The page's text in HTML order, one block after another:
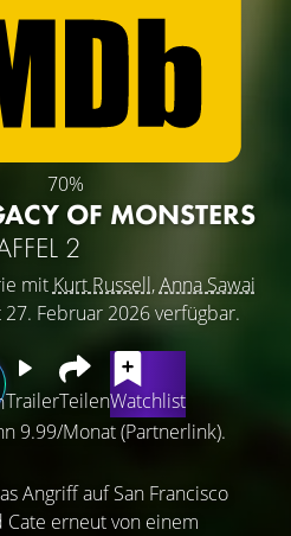
70%
OF MONSTERS
2
mit Kurt Russell,Anna Sawai
27. Februar 2026 verfügbar.
TrailerTeilenWatchlist
9.99/Monat (Partnerlink).
Angriff auf San Francisco
erneut von einem